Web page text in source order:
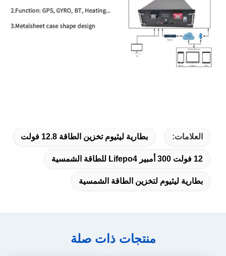
العلامات: بطارية ليثيوم تخزين الطاقة 12.8 فولت
12 فولت 300 أمبير Lifepo4 للطاقة الشمسية
بطارية ليثيوم لتخزين الطاقة الشمسية
منتجات ذات صلة